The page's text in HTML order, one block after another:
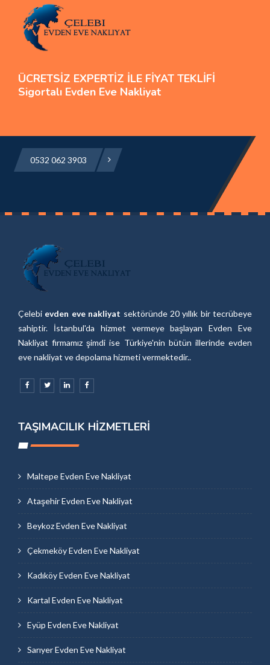
ÜCRETSİZ EXPERTİZ İLE FİYAT TEKLİFİ
Sigortalı Evden Eve Nakliyat
0532 062 3903
Çelebi evden eve nakliyat sektöründe 20 yıllık bir tecrübeye
sahiptir. İstanbul'da hizmet vermeye başlayan Evden Eve
Nakliyat firmamız şimdi ise Türkiye'nin bütün illerinde evden
eve nakliyat ve depolama hizmeti vermektedir..
TAŞIMACILIK HIZMETLERI
Maltepe Evden Eve Nakliyat
Ataşehir Evden Eve Nakliyat
Beykoz Evden Eve Nakliyat
Çekmeköy Evden Eve Nakliyat
Kadıköy Evden Eve Nakliyat
Kartal Evden Eve Nakliyat
Eyüp Evden Eve Nakliyat
Sarıyer Evden Eve Nakliyat